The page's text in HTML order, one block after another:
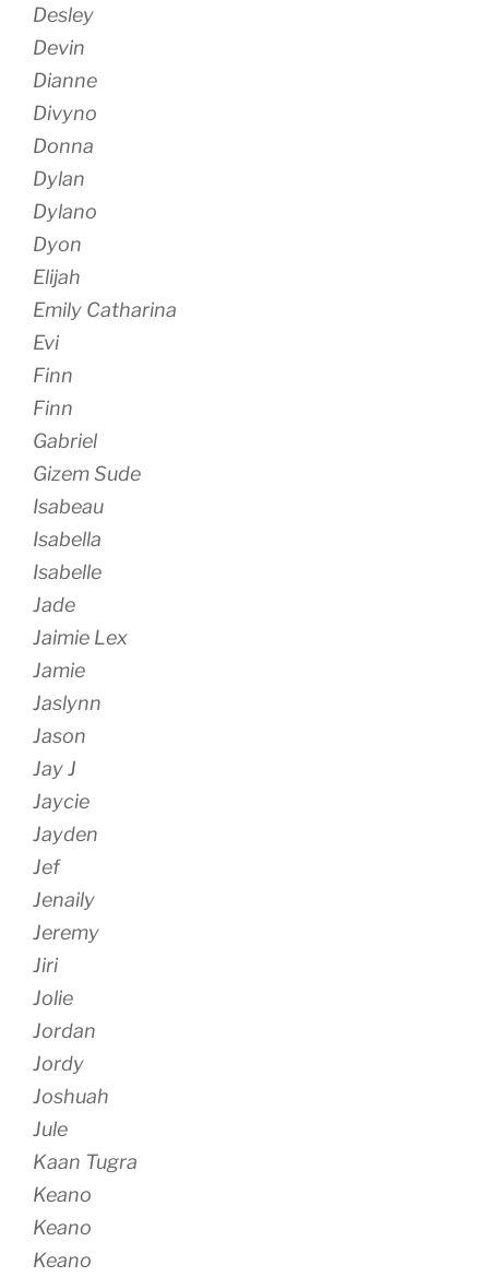
Desley
Devin
Dianne
Divyno
Donna
Dylan
Dylano
Dyon
Elijah
Emily Catharina
Evi
Finn
Finn
Gabriel
Gizem Sude
Isabeau
Isabella
Isabelle
Jade
Jaimie Lex
Jamie
Jaslynn
Jason
Jay J
Jaycie
Jayden
Jef
Jenaily
Jeremy
Jiri
Jolie
Jordan
Jordy
Joshuah
Jule
Kaan Tugra
Keano
Keano
Keano